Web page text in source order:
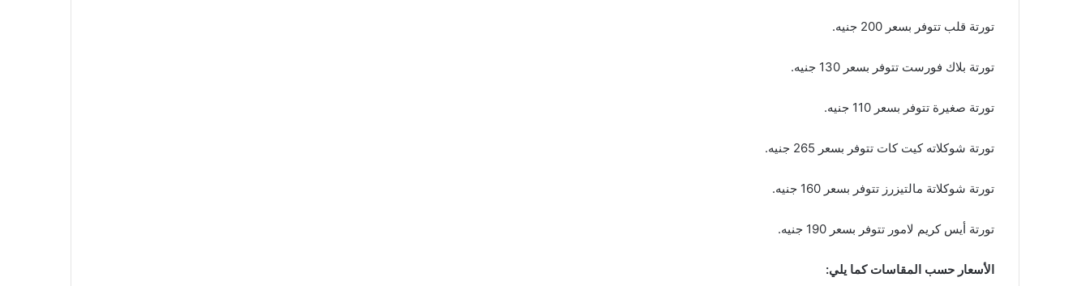
تورتة قلب تتوفر بسعر 200 جنيه.
تورتة بلاك فورست تتوفر بسعر 130 جنيه.
تورتة صغيرة تتوفر بسعر 110 جنيه.
تورتة شوكلاته كيت كات تتوفر بسعر 265 جنيه.
تورتة شوكلاتة مالتيزرز تتوفر بسعر 160 جنيه.
تورتة أيس كريم لامور تتوفر بسعر 190 جنيه.
الأسعار حسب المقاسات كما يلي: